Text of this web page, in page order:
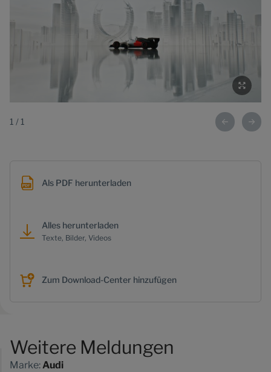
1 / 1
Als PDF herunterladen
Alles herunterladen
Texte, Bilder, Videos
Zum Download-Center hinzufügen
Weitere Meldungen
Marke:Audi